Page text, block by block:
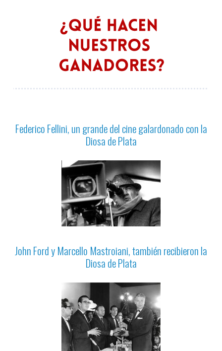
Federico Fellini, un grande del cine galardonado con la
Diosa de Plata
John Ford y Marcello Mastroiani, también recibieron la
Diosa de Plata